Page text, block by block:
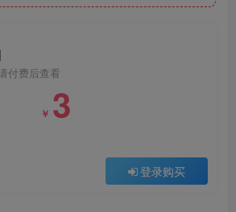
付费后查看
￥ 3
登录购买